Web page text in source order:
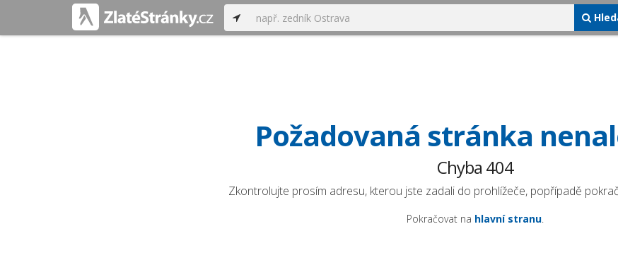
Požadovaná stránka
Chyba 404
Zkontrolujte prosím adresu, kterou jste zadali do prohlížeče, popřípadě
Pokračovat na hlavní stranu.